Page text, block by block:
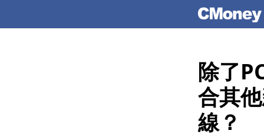
除了
合其
線？